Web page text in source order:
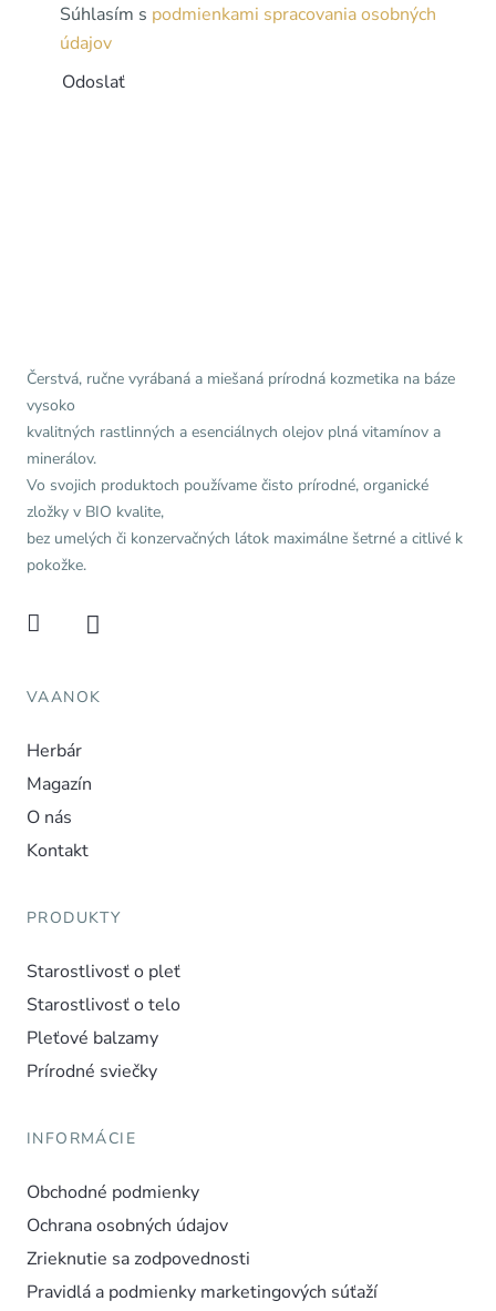
Súhlasím s podmienkami spracovania osobných
údajov
Čerstvá, ručne vyrábaná a miešaná prírodná kozmetika na báze
vysoko
kvalitných rastlinných a esenciálnych olejov plná vitamínov a
minerálov.
Vo svojich produktoch používame čisto prírodné, organické
zložky v BIO kvalite,
bez umelých či konzervačných látok maximálne šetrné a citlivé k
pokožke.
VAANOK
Herbár
Magazín
O nás
Kontakt
PRODUKTY
Starostlivosť o pleť
Starostlivosť o telo
Pleťové balzamy
Prírodné sviečky
INFORMÁCIE
Obchodné podmienky
Ochrana osobných údajov
Zrieknutie sa zodpovednosti
Pravidlá a podmienky marketingových súťaží